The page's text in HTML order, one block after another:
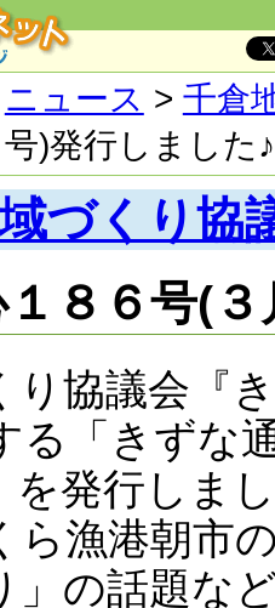
ニュース > 千倉
)発行しました♪
づくり協
８６号(
り協議会『
る「きずな
を発行しま
ら漁港朝市
」の話題な